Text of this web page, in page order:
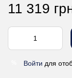
11 319
Войти для